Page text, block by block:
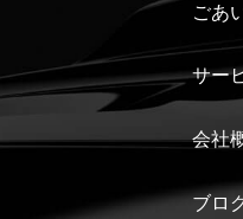
ごあ
サー
会社
ブロ